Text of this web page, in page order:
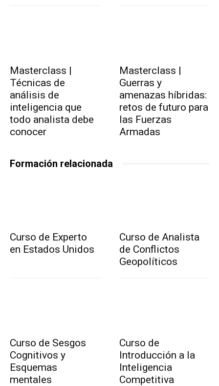
Masterclass |
Técnicas de
análisis de
inteligencia que
todo analista debe
conocer
Masterclass |
Guerras y
amenazas híbridas:
retos de futuro para
las Fuerzas
Armadas
Formación relacionada
Curso de Experto
en Estados Unidos
Curso de Analista
de Conflictos
Geopolíticos
Curso de Sesgos
Cognitivos y
Esquemas
mentales
Curso de
Introducción a la
Inteligencia
Competitiva